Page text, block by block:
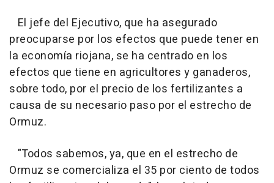
El jefe del Ejecutivo, que ha asegurado
preocuparse por los efectos que puede tener en
la economía riojana, se ha centrado en los
efectos que tiene en agricultores y ganaderos,
sobre todo, por el precio de los fertilizantes a
causa de su necesario paso por el estrecho de
Ormuz.
"Todos sabemos, ya, que en el estrecho de
Ormuz se comercializa el 35 por ciento de todos